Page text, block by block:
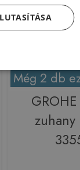
Még 2 db